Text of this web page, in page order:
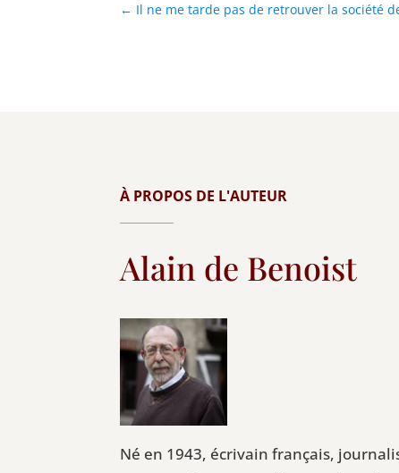
← Il ne me tarde pas de retrouver la société
À PROPOS DE L'AUTEUR
Alain de Benoist
Né en 1943, écrivain français,